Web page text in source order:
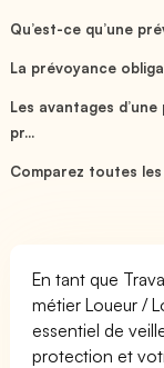
Qu’est-ce qu’une
La prévoyance
Les avantages
pr...
Comparez toutes
En tant que
métier Loueur /
essentiel de
protection et